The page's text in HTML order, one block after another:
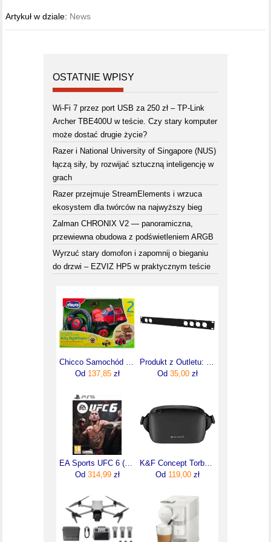
Artykuł w dziale: News
OSTATNIE WPISY
Wi-Fi 7 przez port USB za 250 zł – TP-Link
Archer TBE400U w teście. Czy stary komputer
może dostać drugie życie?
Razer i National University of Singapore (NUS)
łączą siły, by rozwijać sztuczną inteligencję w
grach
Razer przejmuje StreamElements i wrzuca
ekosystem dla twórców na najwyższy bieg
Zalman CHRONIX V2 — panoramiczna,
przewiewna obudowa z podświetleniem ARGB
Wyrzuć stary domofon i zapomnij o bieganiu
do drzwi – EZVIZ HP5 w praktycznym teście
Od 137,85zł
Od 35,00 zł
Od 314,99zł
Od 119,00 zł